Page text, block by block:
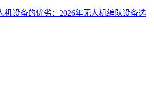
机设备的优劣：2026年无人机编队设备选